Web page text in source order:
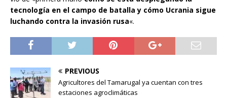
tecnología en el campo de batalla y cómo Ucrania sigue
luchando contra la invasión rusa«.
PREVIOUS
Agricultores del Tamarugal ya cuentan con tres
estaciones agroclimáticas